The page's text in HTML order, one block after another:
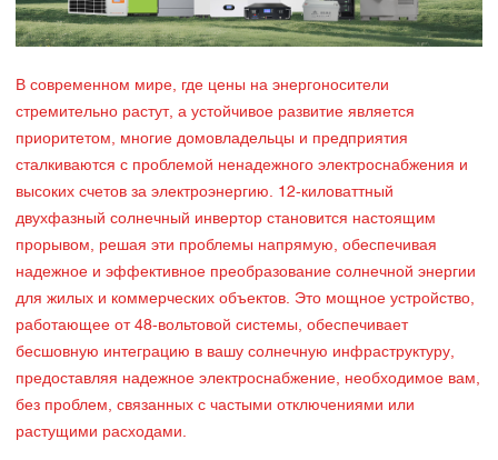
В современном мире, где цены на энергоносители
стремительно растут, а устойчивое развитие является
приоритетом, многие домовладельцы и предприятия
сталкиваются с проблемой ненадежного электроснабжения и
высоких счетов за электроэнергию. 12-киловаттный
двухфазный солнечный инвертор становится настоящим
прорывом, решая эти проблемы напрямую, обеспечивая
надежное и эффективное преобразование солнечной энергии
для жилых и коммерческих объектов. Это мощное устройство,
работающее от 48-вольтовой системы, обеспечивает
бесшовную интеграцию в вашу солнечную инфраструктуру,
предоставляя надежное электроснабжение, необходимое вам,
без проблем, связанных с частыми отключениями или
растущими расходами.